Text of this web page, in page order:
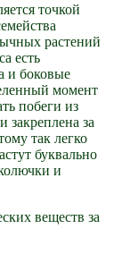
точкой
растений
есть
и боковые
момент
побеги из
закреплена за
так легко
буквально
и
веществ за